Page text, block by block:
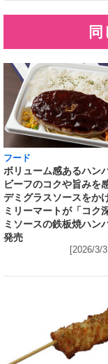
フード
ボリューム感あるハン
ビーフのコクや旨みを
デミグラスソースをか
ミリーマートが「コク
ミソースの鉄板焼ハン
発売
[2026/3/